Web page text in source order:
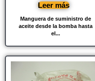
Manguera de suministro de
aceite desde la bomba hasta
el...
Leer más